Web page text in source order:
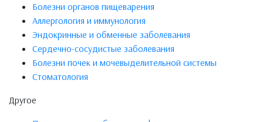
Болезни органов пищеварения
Аллергология и иммунология
Эндокринные и обменные заболевания
Сердечно-сосудистые заболевания
Болезни почек и мочевыделительной системы
Стоматология
Другое